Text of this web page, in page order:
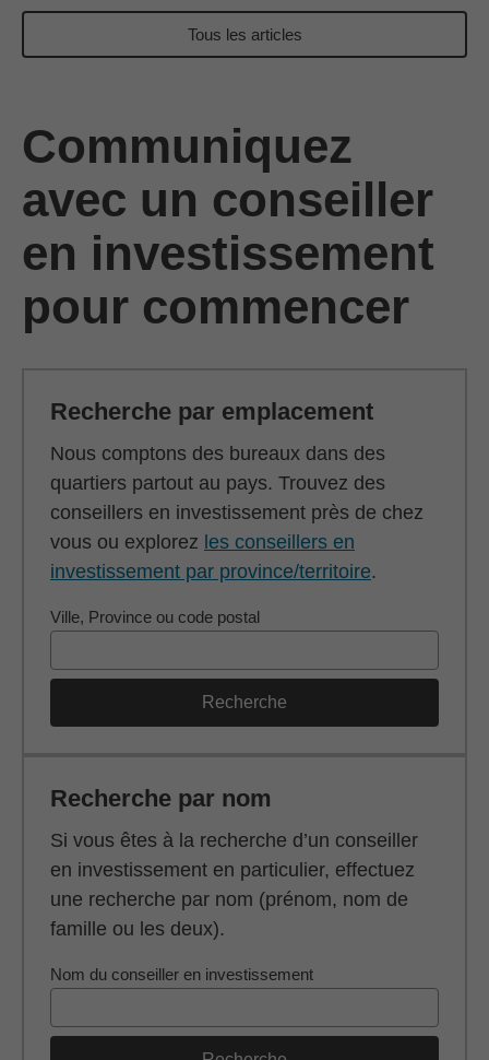
Tous les articles
Communiquez
avec un conseiller
en investissement
pour commencer
Recherche par emplacement
Nous comptons des bureaux dans des
quartiers partout au pays. Trouvez des
conseillers en investissement près de chez
vous ou explorez les conseillers en
investissement par province/territoire.
Ville, Province ou code postal
Recherche
Recherche par nom
Si vous êtes à la recherche d’un conseiller
en investissement en particulier, effectuez
une recherche par nom (prénom, nom de
famille ou les deux).
Nom du conseiller en investissement